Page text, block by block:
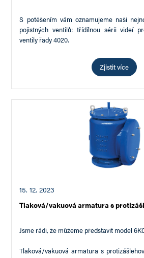
S potěšením vám oznamujeme naši
pojistných ventilů: třídílnou sérii videí
ventily řady 4020.
Série videí obsahuje podrobné pokyny pro…
Zjistit více
15. 12. 2023
Tlaková/vakuová armatura s
Jsme rádi, že můžeme představit model
Tlaková/vakuová armatura s